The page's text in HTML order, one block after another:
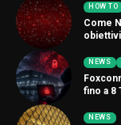
HOW TO
Come
obiettivi
NEWS
fino a 8
NEWS